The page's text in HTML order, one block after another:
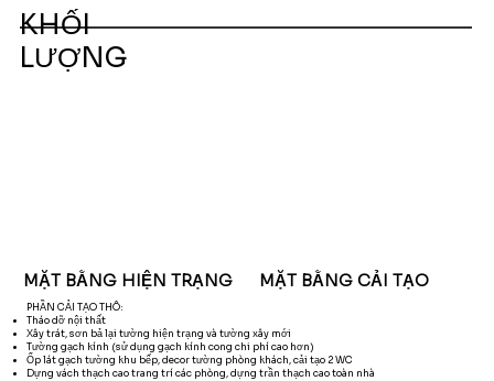
KHỐI
LƯỢNG
MẶT BẰNG HIỆN TRẠNG MẶT BẰNG CẢI TẠO
PHẦN CẢI TẠO THÔ:
Tháo dỡ nội thất
Xây trát, sơn bả lại tường hiện trạng và tường xây mới
Tường gạch kính (sử dụng gạch kính cong chi phí cao hơn)
Ốp lát gạch tường khu bếp, decor tường phòng khách, cải tạo 2 WC
Dựng vách thạch cao trang trí các phòng, dựng trần thạch cao toàn nhà